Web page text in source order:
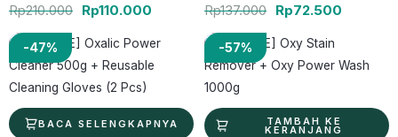
Rp210.000 Rp110.000 Rp137.000 Rp72.500
-47%
BACA SELENGKAPNYA
Harga aslinya adalah: Rp137.000.
Harga saat ini adalah: Rp72.500.
-57%
TAMBAH KE
KERANJANG
Harga aslinya